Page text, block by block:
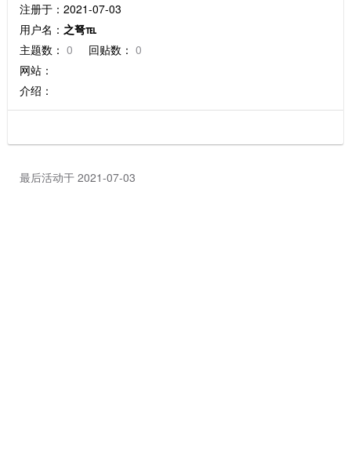
注册于：2021-07-03
用户名： 之弩℡
主题数： 0 回贴数： 0
网站：
介绍：
最后活动于 2021-07-03